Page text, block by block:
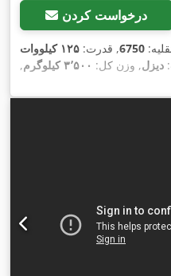
درخواست کردن
6750, قدرت:
۱۲۵ کیلووات
دیزل, وزن کل: ۳٬۵۰۰ کیلوگرم
,